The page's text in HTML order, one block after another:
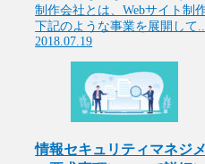
制作会社とは、Webサイト制
下記のような事業を展開して...
2018.07.19
情報セキュリティマネジ